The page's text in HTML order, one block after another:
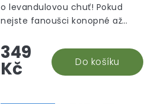
349
Kč Do košíku
o levandulovou chuť! Pokud
nejste fanoušci konopné až
tenhle organicky ochucený
doplněk stravy vám nejen
zachutná,...